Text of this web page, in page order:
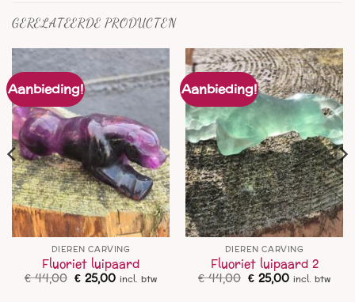
GERELATEERDE PRODUCTEN
Aanbieding!
DIEREN CARVING
Fluoriet luipaard
€44,00 Oorspronkelijke
prijs
€ 25,00Huidige
prijs
incl. btw
Aanbieding!
DIEREN CARVING
Fluoriet luipaard 2
€44,00 Oorspronkelijke
prijs
€ 25,00Huidige
prijs
incl. btw